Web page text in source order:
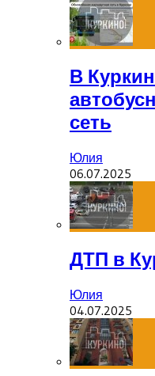
В
сеть
Юлия
06.07.2025
ДТП в
Юлия
04.07.2025